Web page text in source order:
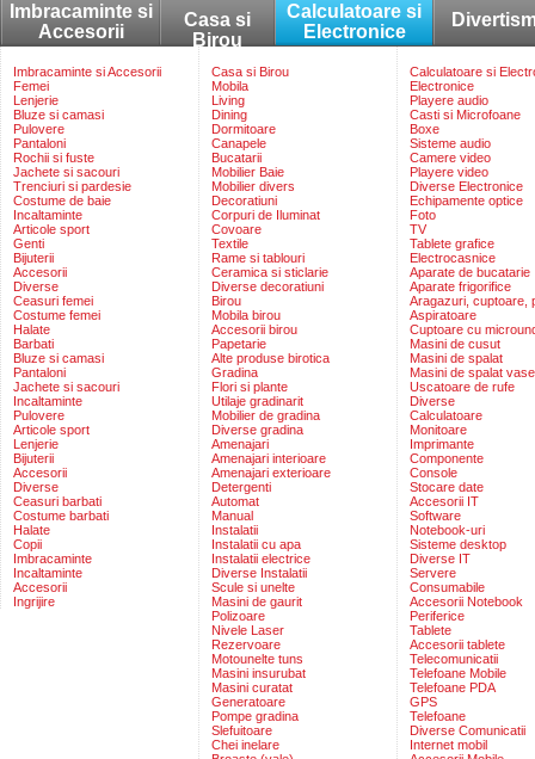
Imbracaminte si
Accesorii
Casa si
Birou
Calculatoare si
Electronice
Imbracaminte si Accesorii
Femei
Lenjerie
Bluze si camasi
Pulovere
Pantaloni
Rochii si fuste
Jachete si sacouri
Trenciuri si pardesie
Costume de baie
Incaltaminte
Articole sport
Genti
Bijuterii
Accesorii
Diverse
Ceasuri femei
Costume femei
Halate
Barbati
Bluze si camasi
Pantaloni
Jachete si sacouri
Incaltaminte
Pulovere
Articole sport
Lenjerie
Bijuterii
Accesorii
Diverse
Ceasuri barbati
Costume barbati
Halate
Copii
Imbracaminte
Incaltaminte
Accesorii
Ingrijire
Casa si Birou
Mobila
Living
Dining
Dormitoare
Canapele
Bucatarii
Mobilier Baie
Mobilier divers
Decoratiuni
Corpuri de Iluminat
Covoare
Textile
Rame si tablouri
Ceramica si sticlarie
Diverse decoratiuni
Birou
Mobila birou
Accesorii birou
Papetarie
Alte produse birotica
Gradina
Flori si plante
Utilaje gradinarit
Mobilier de gradina
Diverse gradina
Amenajari
Amenajari interioare
Amenajari exterioare
Detergenti
Automat
Manual
Instalatii
Instalatii cu apa
Instalatii electrice
Diverse Instalatii
Scule si unelte
Masini de gaurit
Polizoare
Nivele Laser
Rezervoare
Motounelte tuns
Masini insurubat
Masini curatat
Generatoare
Pompe gradina
Slefuitoare
Chei inelare
Calculatoare si
Electronice
Playere audio
Casti si Microfoane
Boxe
Sisteme audio
Camere video
Playere video
Diverse Electronice
Echipamente optice
Foto
TV
Tablete grafice
Electrocasnice
Aparate de bucatarie
Aparate frigorifice
Aragazuri, cuptoare,
Aspiratoare
Cuptoare cu
Masini de cusut
Masini de spalat
Masini de spalat vase
Uscatoare de rufe
Diverse
Calculatoare
Monitoare
Imprimante
Componente
Console
Stocare date
Accesorii IT
Software
Notebook-uri
Sisteme desktop
Diverse IT
Servere
Consumabile
Accesorii Notebook
Periferice
Tablete
Accesorii tablete
Telecomunicatii
Telefoane Mobile
Telefoane PDA
GPS
Telefoane
Diverse Comunicatii
Internet mobil